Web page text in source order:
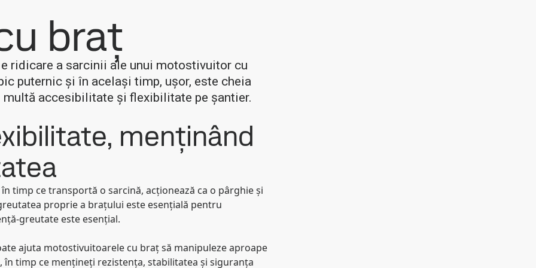
braț
ridicare a sarcinii ale unui motostivuitor cu
puternic și în același timp, ușor, este cheia
accesibilitate și flexibilitate pe șantier.
menținând
timp ce transportă o sarcină, acționează ca o pârghie și
proprie a brațului este esențială pentru
greutate este esențial.
ajuta motostivuitoarele cu braț să manipuleze aproape
timp ce mențineți rezistența, stabilitatea și siguranța